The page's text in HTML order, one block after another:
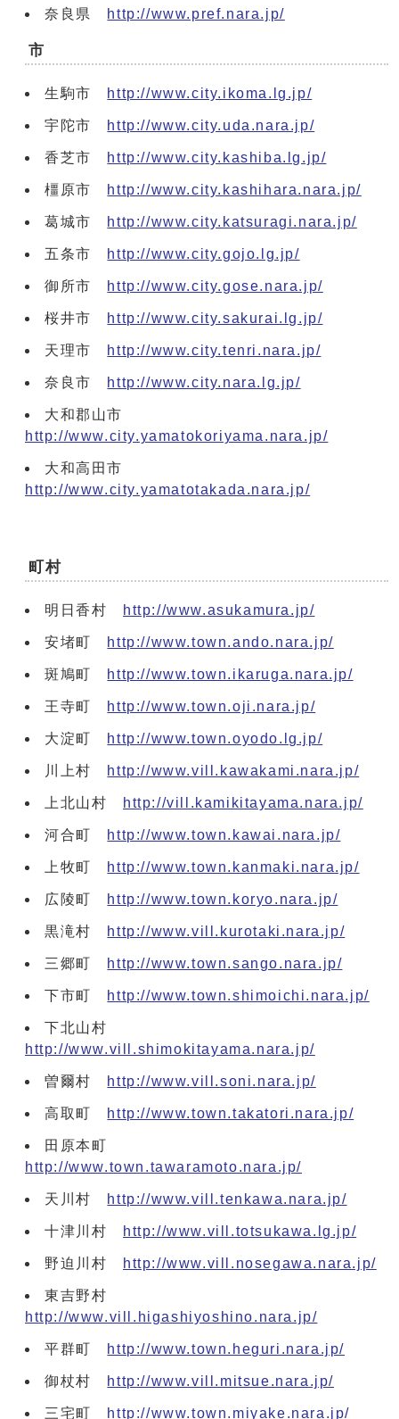
奈良県 http://www.pref.nara.jp/
市
生駒市 http://www.city.ikoma.lg.jp/
宇陀市 http://www.city.uda.nara.jp/
香芝市 http://www.city.kashiba.lg.jp/
橿原市 http://www.city.kashihara.nara.jp/
葛城市 http://www.city.katsuragi.nara.jp/
五条市 http://www.city.gojo.lg.jp/
御所市 http://www.city.gose.nara.jp/
桜井市 http://www.city.sakurai.lg.jp/
天理市 http://www.city.tenri.nara.jp/
奈良市 http://www.city.nara.lg.jp/
大和郡山市
http://www.city.yamatokoriyama.nara.jp/
大和高田市
http://www.city.yamatotakada.nara.jp/
町村
明日香村 http://www.asukamura.jp/
安堵町 http://www.town.ando.nara.jp/
斑鳩町 http://www.town.ikaruga.nara.jp/
王寺町 http://www.town.oji.nara.jp/
大淀町 http://www.town.oyodo.lg.jp/
川上村 http://www.vill.kawakami.nara.jp/
上北山村 http://vill.kamikitayama.nara.jp/
河合町 http://www.town.kawai.nara.jp/
上牧町 http://www.town.kanmaki.nara.jp/
広陵町 http://www.town.koryo.nara.jp/
黒滝村 http://www.vill.kurotaki.nara.jp/
三郷町 http://www.town.sango.nara.jp/
下市町 http://www.town.shimoichi.nara.jp/
下北山村
http://www.vill.shimokitayama.nara.jp/
曽爾村 http://www.vill.soni.nara.jp/
高取町 http://www.town.takatori.nara.jp/
田原本町
http://www.town.tawaramoto.nara.jp/
天川村 http://www.vill.tenkawa.nara.jp/
十津川村 http://www.vill.totsukawa.lg.jp/
野迫川村 http://www.vill.nosegawa.nara.jp/
東吉野村
http://www.vill.higashiyoshino.nara.jp/
平群町 http://www.town.heguri.nara.jp/
御杖村 http://www.vill.mitsue.nara.jp/
三宅町 http://www.town.miyake.nara.jp/